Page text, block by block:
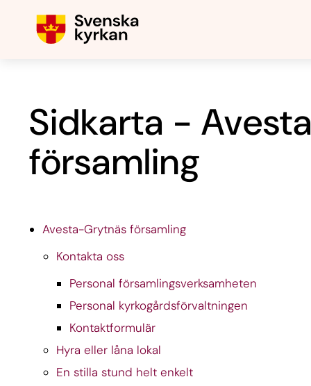
Sidkarta -
församling
Avesta-Grytnäs församling
Kontakta oss
Personal församlingsverksamheten
Personal kyrkogårdsförvaltningen
Kontaktformulär
Hyra eller låna lokal
En stilla stund helt enkelt